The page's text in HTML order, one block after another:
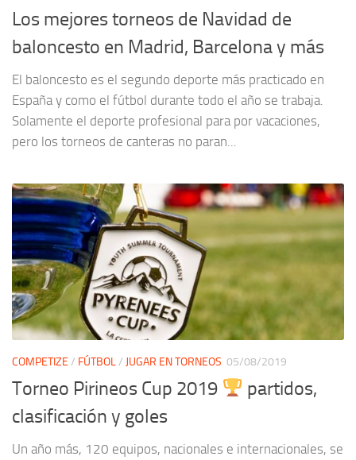
Los mejores torneos de Navidad de
baloncesto en Madrid, Barcelona y más
El baloncesto es el segundo deporte más practicado en
España y como el fútbol durante todo el año se trabaja.
Solamente el deporte profesional para por vacaciones,
pero los torneos de canteras no paran...
COMPETIZE / FÚTBOL/ JUGAR EN TORNEOS 05/08/2019
Torneo Pirineos Cup 2019
partidos,
clasificación y goles
Un año más, 120 equipos, nacionales e internacionales, se